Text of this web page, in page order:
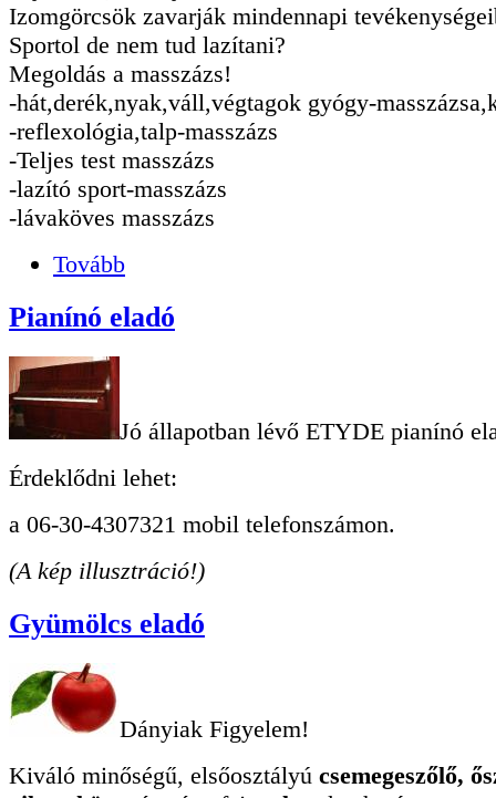
Izomgörcsök zavarják mindennapi
Sportol de nem tud lazítani?
Megoldás a masszázs!
-hát,derék,nyak,váll,végtagok gyógy-
-reflexológia,talp-masszázs
-Teljes test masszázs
-lazító sport-masszázs
-lávaköves masszázs
Tovább
Pianínó eladó
Jó állapotban lévő ETYDE pianínó
Érdeklődni lehet:
a 06-30-4307321 mobil telefonszámon.
(A kép illusztráció!)
Gyümölcs eladó
Dányiak Figyelem!
Kiváló minőségű, elsőosztályú csemegeszőlő,